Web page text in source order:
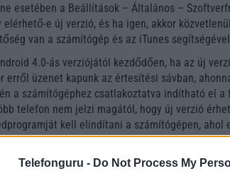
Telefonguru - Do Not Process My
esetében a Beállítások – Általános –
elérhető-e új verzió, és ha igen, akkor
van a számítógép és az iTunes
4.0-ás verziójától kezdődően, ha az új
erről üzenet kapunk az értesítési sávban,
a számítógéphez csatlakoztatva indítható el
telefon nem jelzi magától, hogy új verzió
kell elindítani a számítógépen,
elérhető-e frissebb verzió a telefonon lévőnél.
Phone estében az új verzió(k)